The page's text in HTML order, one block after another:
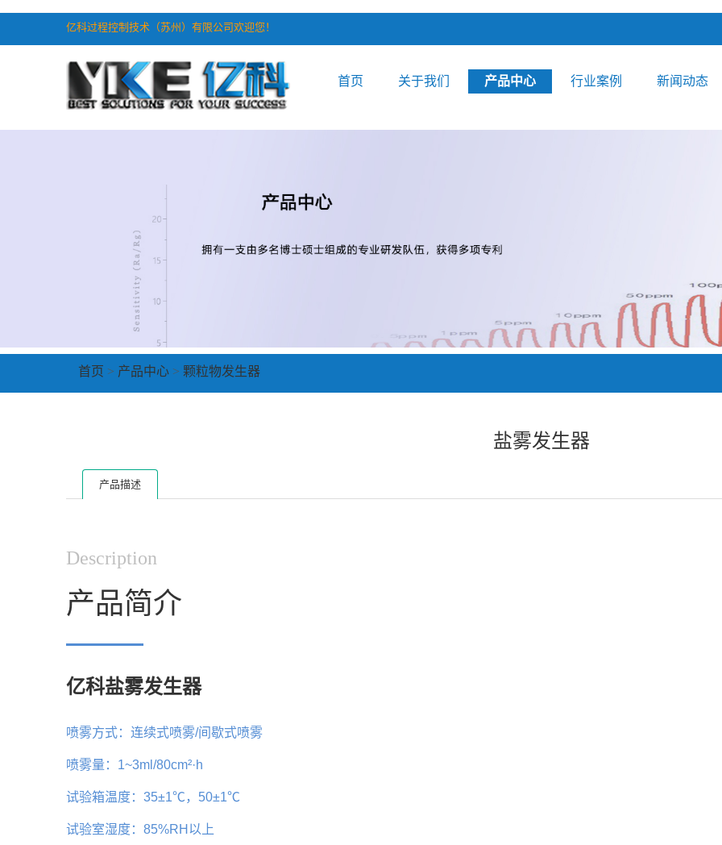
亿科过程控制技术（苏州）有限公司欢迎您！
首页 关于我们 产品中心 行业案例 新闻动态
首页 > 产品中心 > 颗粒物发生器
盐雾发生器
产品描述
Description
产品简介
▔▔▔▔
亿科盐雾发生器
喷雾方式：连续式喷雾/间歇式喷雾
喷雾量：1~3ml/80cm²·h
试验箱温度：35±1℃，50±1℃
试验室湿度：85%RH以上